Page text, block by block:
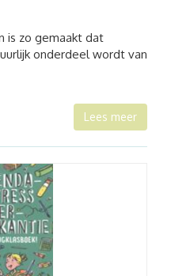
is zo gemaakt dat
onderdeel wordt van
Lees meer